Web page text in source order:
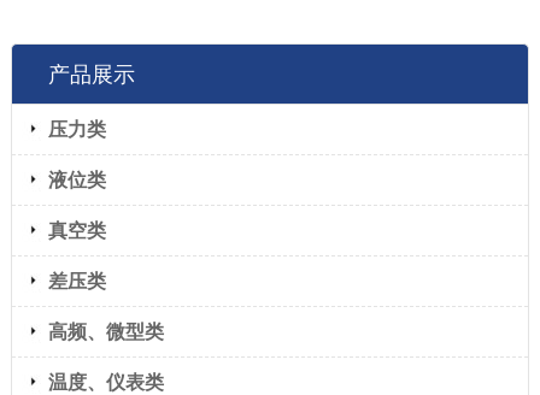
产品展示
压力类
液位类
真空类
差压类
高频、微型类
温度、仪表类